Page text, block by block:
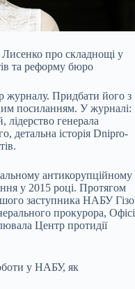
про складнощі у
та реформу бюро
журналу. Придбати його з
посиланням. У журналі:
лідерство генерала
детальна історія Dnipro-
антикорупційному
у 2015 році. Протягом
заступника НАБУ Гізо
прокурора, Офісі
Центр протидії
у НАБУ, як